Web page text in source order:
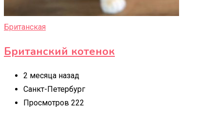
Британская
Британский котенок
2 месяца назад
Санкт-Петербург
Просмотров 222